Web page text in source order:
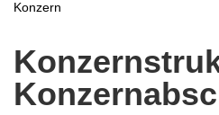
Konzern